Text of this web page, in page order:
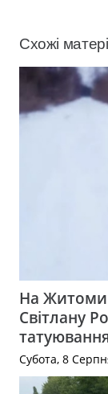
Схожі
На
Світлану
Субота, 8